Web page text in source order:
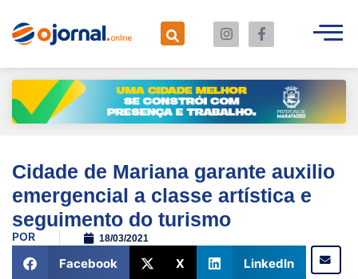
Cidade de Mariana garante auxilio
emergencial a classe artística e
seguimento do turismo
POR 18/03/2021
Facebook X LinkedIn